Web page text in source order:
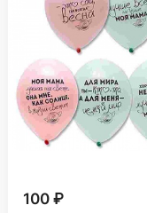
100 ₽